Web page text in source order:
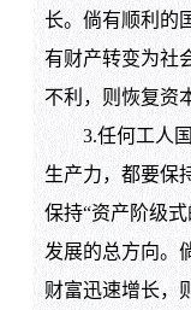
长。倘有顺利的
有财产转变为社
不利，则恢复资
3.任何工人国
生产力，都要保
保持“资产阶级
发展的总方向。
财富迅速增长，